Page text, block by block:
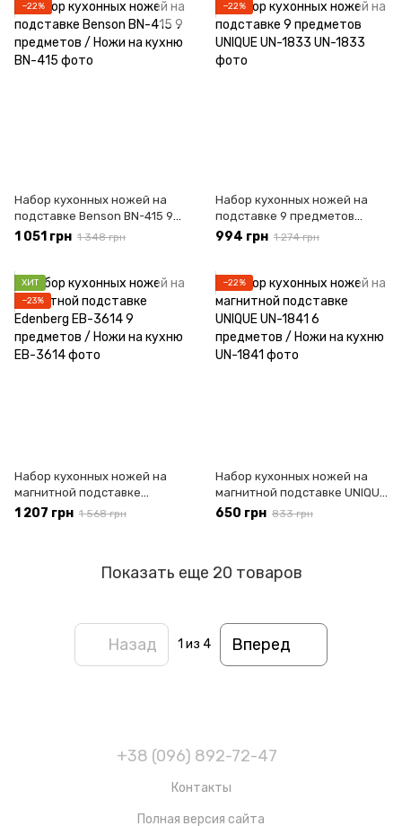
−22%
Набор кухонных ножей на
подставке Benson BN-415 9
предметов / Ножи на кухню
1 051 грн 1 348 грн
−22%
Набор кухонных ножей на
подставке 9 предметов
UNIQUE UN-1833
994 грн 1 274 грн
ХИТ
−23%
Набор кухонных ножей на
магнитной подставке
Edenberg EB-3614 9
1 207 грн 1 568 грн
−22%
Набор кухонных ножей на
магнитной подставке UNIQUE
UN-1841 6 предметов / Ножи
650 грн 833 грн
Показать еще 20 товаров
Назад 1 из 4 Вперед
+38 (096) 892-72-47
Контакты
Полная версия сайта